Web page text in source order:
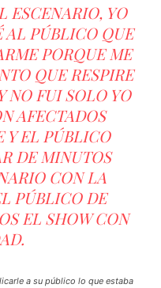
ESCENARIO, YO
AL PÚBLICO QUE
PORQUE ME
QUE RESPIRE
NO FUI SOLO YO
AFECTADOS
Y EL PÚBLICO
DE MINUTOS
CON LA
PÚBLICO DE
EL SHOW CON
a su público lo que estaba